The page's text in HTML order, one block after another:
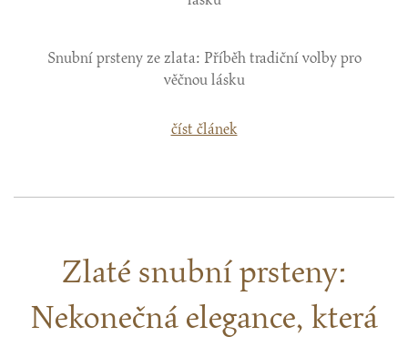
Snubní prsteny ze zlata: Příběh tradiční volby pro
věčnou lásku
číst článek
Zlaté snubní prsteny:
Nekonečná elegance, která